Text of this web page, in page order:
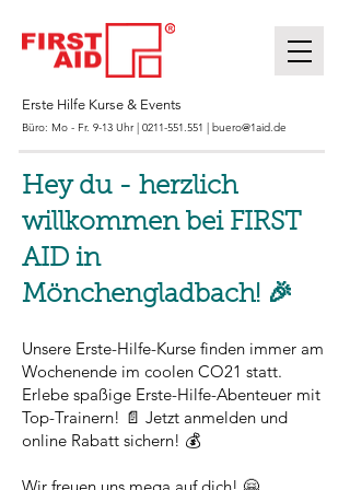
Erste Hilfe Kurse & Events
Büro: Mo - Fr. 9-13 Uhr | 0211-551.551 | buero@1aid.de
Hey du - herzlich
willkommen bei FIRST
AID in
Mönchengladbach! 🎉
Unsere Erste-Hilfe-Kurse finden immer am
Wochenende im coolen CO21 statt.
Erlebe spaßige Erste-Hilfe-Abenteuer mit
Top-Trainern! 📄 Jetzt anmelden und
online Rabatt sichern! 💰